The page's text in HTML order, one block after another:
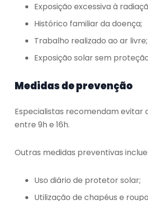
Exposição excessiva à
Histórico familiar da doença;
Trabalho realizado ao ar livre;
Exposição solar sem
Medidas de prevenção
Especialistas recomendam evitar
entre 9h e 16h.
Outras medidas preventivas
Uso diário de protetor solar;
Utilização de chapéus e